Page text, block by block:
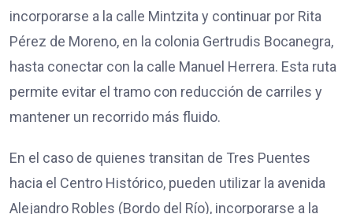
incorporarse a la calle Mintzita y continuar por Rita
Pérez de Moreno, en la colonia Gertrudis Bocanegra,
hasta conectar con la calle Manuel Herrera. Esta ruta
permite evitar el tramo con reducción de carriles y
mantener un recorrido más fluido.
En el caso de quienes transitan de Tres Puentes
hacia el Centro Histórico, pueden utilizar la avenida
Alejandro Robles (Bordo del Río), incorporarse a la